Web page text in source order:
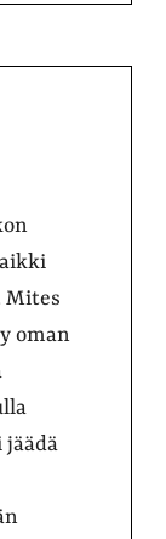
Mites
oman
jäädä